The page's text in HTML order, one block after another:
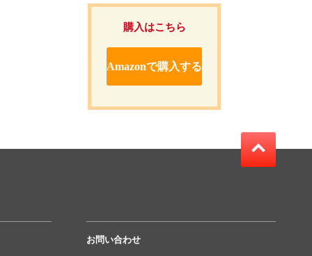
購入はこちら
Amazonで購入する
お問い合わせ